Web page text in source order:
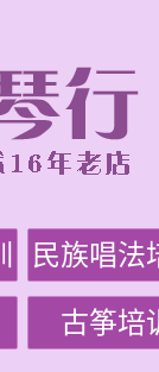
民族唱法
古筝培